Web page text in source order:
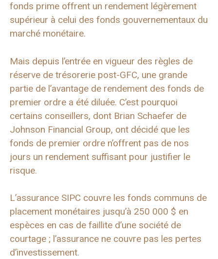
fonds prime offrent un rendement légèrement
supérieur à celui des fonds gouvernementaux du
marché monétaire.
Mais depuis l’entrée en vigueur des règles de
réserve de trésorerie post-GFC, une grande
partie de l’avantage de rendement des fonds de
premier ordre a été diluée. C’est pourquoi
certains conseillers, dont Brian Schaefer de
Johnson Financial Group, ont décidé que les
fonds de premier ordre n’offrent pas de nos
jours un rendement suffisant pour justifier le
risque.
L’assurance SIPC couvre les fonds communs de
placement monétaires jusqu’à 250 000 $ en
espèces en cas de faillite d’une société de
courtage ; l’assurance ne couvre pas les pertes
d’investissement.